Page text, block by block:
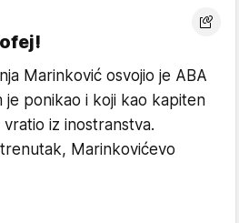
Marinković osvojio je ABA
je ponikao i koji kao kapiten
iz inostranstva.
Marinkovićevo